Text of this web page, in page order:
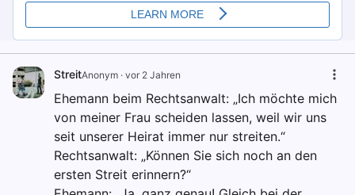
StreitAnonym · vor 2 Jahren
Ehemann beim Rechtsanwalt: „Ich möchte mich
von meiner Frau scheiden lassen, weil wir uns
seit unserer Heirat immer nur streiten.“
Rechtsanwalt: „Können Sie sich noch an den
ersten Streit erinnern?“